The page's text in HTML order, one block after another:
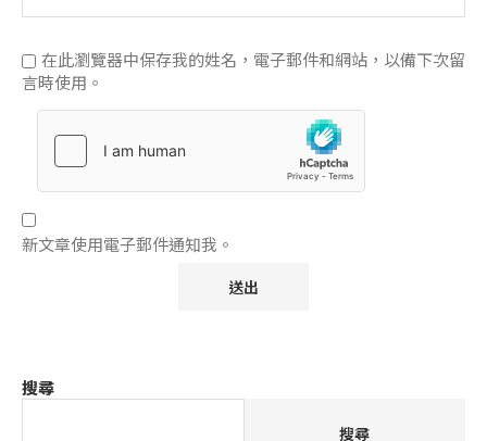
在此瀏覽器中保存我的姓名，電子郵件和網站，以備下次留
言時使用。
新文章使用電子郵件通知我。
搜尋
搜尋